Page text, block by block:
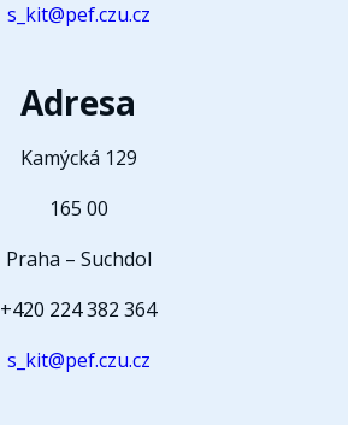
s_kit@pef.czu.cz
Adresa
Kamýcká 129
165 00
Praha – Suchdol
+420 224 382 364
s_kit@pef.czu.cz